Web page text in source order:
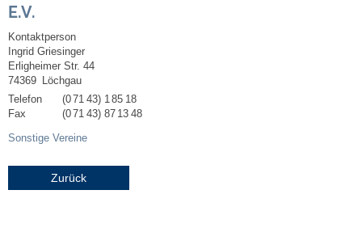
Kurzportrait
Löchgau früher
Zahlen & Fakten
E.V.
Kontaktperson
Ingrid Griesinger
Erligheimer Str. 44
74369
Löchgau
Telefon
(071 43) 1 85 18
Fax
(071 43) 87 13 48
Sonstige Vereine
Zurück